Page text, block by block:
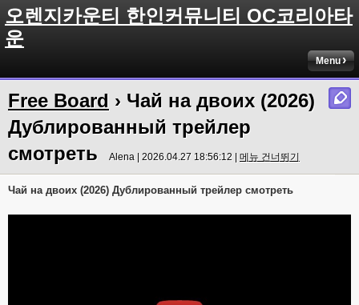
오렌지카운티 한인커뮤니티 OC코리아타
운
Menu
Free Board › Чай на двоих (2026)
Дублированный трейлер
смотреть
Alena | 2026.04.27 18:56:12 | 메뉴 건너뛰기
Чай на двоих (2026) Дублированный трейлер смотреть